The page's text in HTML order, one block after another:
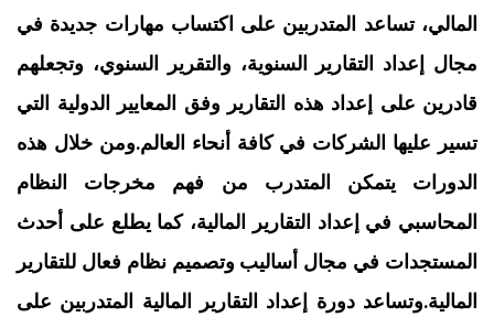
المالي، تساعد المتدربين على اكتساب مهارات جديدة في
مجال إعداد التقارير السنوية، والتقرير السنوي، وتجعلهم
قادرين على إعداد هذه التقارير وفق المعايير الدولية التي
تسير عليها الشركات في كافة أنحاء العالم.ومن خلال هذه
الدورات يتمكن المتدرب من فهم مخرجات النظام
المحاسبي في إعداد التقارير المالية، كما يطلع على أحدث
المستجدات في مجال أساليب وتصميم نظام فعال للتقارير
المالية.وتساعد دورة إعداد التقارير المالية المتدربين على